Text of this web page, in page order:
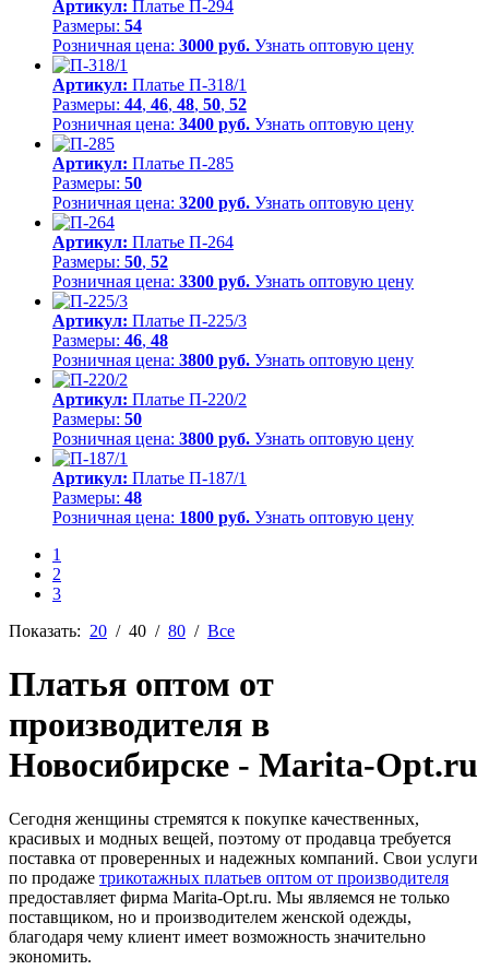
Артикул: Платье П-294
Размеры: 54
Розничная цена: 3000 руб. Узнать оптовую цену
Артикул: Платье П-318/1
Размеры: 44, 46, 48, 50, 52
Розничная цена: 3400 руб. Узнать оптовую цену
Артикул: Платье П-285
Размеры: 50
Розничная цена: 3200 руб. Узнать оптовую цену
Артикул: Платье П-264
Размеры: 50, 52
Розничная цена: 3300 руб. Узнать оптовую цену
Артикул: Платье П-225/3
Размеры: 46, 48
Розничная цена: 3800 руб. Узнать оптовую цену
Артикул: Платье П-220/2
Размеры: 50
Розничная цена: 3800 руб. Узнать оптовую цену
Артикул: Платье П-187/1
Размеры: 48
Розничная цена: 1800 руб. Узнать оптовую цену
1
2
3
Показать: 20 / 40 / 80 / Все
Платья оптом от
производителя в
Новосибирске - Marita-Opt.ru
Сегодня женщины стремятся к покупке качественных,
красивых и модных вещей, поэтому от продавца требуется
поставка от проверенных и надежных компаний. Свои услуги
по продаже трикотажных платьев оптом от производителя
предоставляет фирма Marita-Opt.ru. Мы являемся не только
поставщиком, но и производителем женской одежды,
благодаря чему клиент имеет возможность значительно
экономить.